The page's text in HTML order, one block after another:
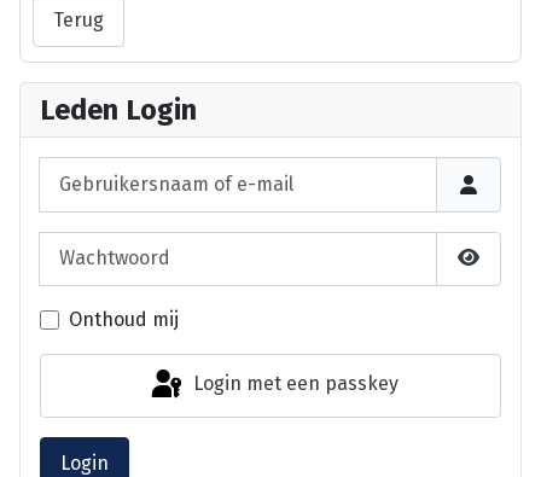
Terug
Leden Login
Gebruikersnaam of e-mail
Wachtwoord
Laat
Onthoud mij
Login met een passkey
Login